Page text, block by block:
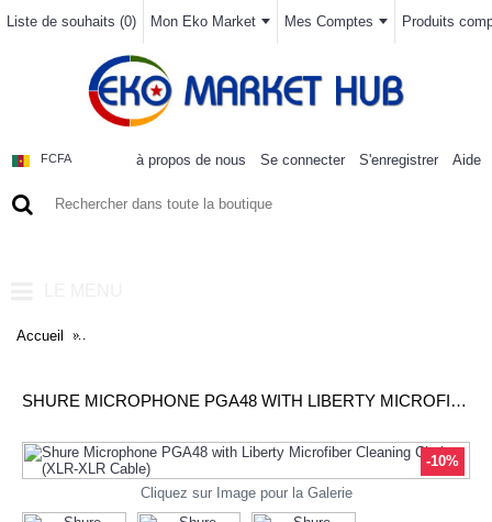
Liste de souhaits (0) Mon Eko Market Mes Comptes Produits
FCFA à propos de nous Se connecter S'enregistrer Aide
Accueil Shure Microphone PGA48 with Liberty Microfiber Cleaning
SHURE MICROPHONE PGA48 WITH LIBERTY MICROFIBER CLEANING CLOTH (XLR-XLR CABLE)
-10%
Cliquez sur Image pour la Galerie